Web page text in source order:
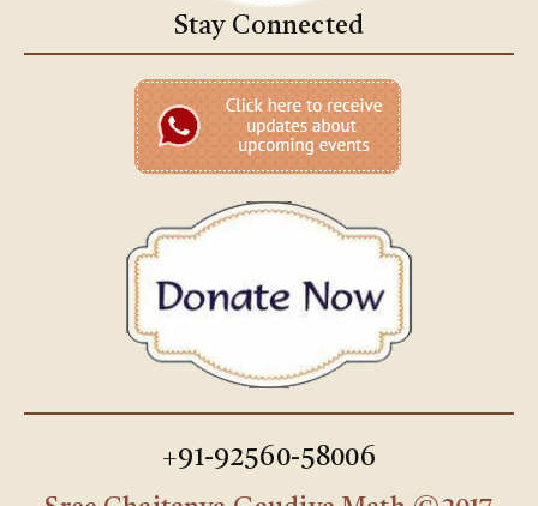
Stay Connected
+91-92560-58006